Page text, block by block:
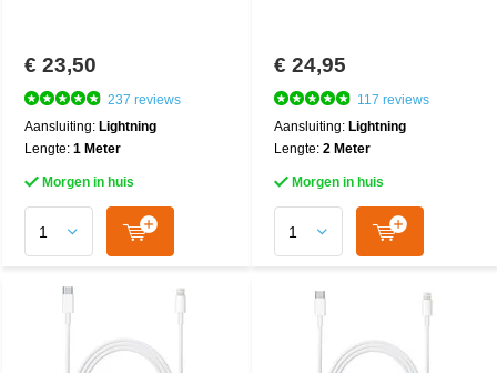
€ 23,50
237 reviews
Aansluiting: Lightning
Lengte: 1 Meter
Morgen in huis
€ 24,95
117 reviews
Aansluiting: Lightning
Lengte: 2 Meter
Morgen in huis